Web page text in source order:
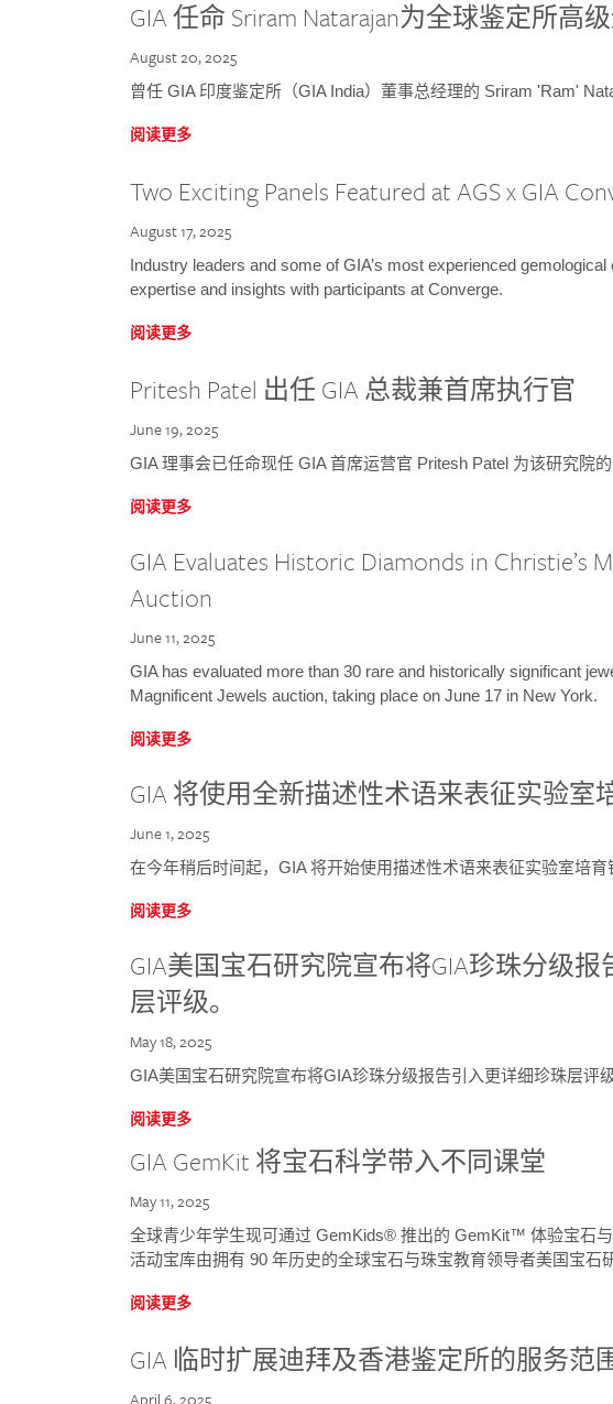
GIA 任命 Sriram Natarajan为全球鉴定所高
August 20, 2025
曾任 GIA 印度鉴定所（GIA India）董事总经理的 Sriram 'Ram'
阅读更多
Two Exciting Panels Featured at AGS x GIA
August 17, 2025
Industry leaders and some of GIA’s most experienced
expertise and insights with participants at Converge.
阅读更多
Pritesh Patel 出任 GIA 总裁兼首席执行官
June 19, 2025
GIA 理事会已任命现任 GIA 首席运营官 Pritesh Patel 为该研究院
阅读更多
GIA Evaluates Historic Diamonds in Christie’s
Auction
June 11, 2025
GIA has evaluated more than 30 rare and historically significant
Magnificent Jewels auction, taking place on June 17 in New York.
阅读更多
GIA 将使用全新描述性术语来表征实验室
June 1, 2025
在今年稍后时间起，GIA 将开始使用描述性术语来表征实验室培育
阅读更多
GIA美国宝石研究院宣布将GIA珍珠分级
层评级。
May 18, 2025
GIA美国宝石研究院宣布将GIA珍珠分级报告引入更详细珍珠层评
阅读更多
GIA GemKit 将宝石科学带入不同课堂
May 11, 2025
全球青少年学生现可通过 GemKids® 推出的 GemKit™ 体验宝石
活动宝库由拥有 90 年历史的全球宝石与珠宝教育领导者美国宝石
阅读更多
GIA 临时扩展迪拜及香港鉴定所的服务范
April 6, 2025